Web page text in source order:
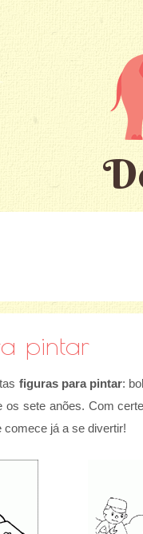
pintar
figuras para pintar:
os sete anões. Com
comece já a se divertir!